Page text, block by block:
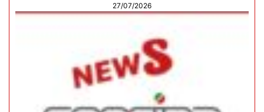
27/07/2026